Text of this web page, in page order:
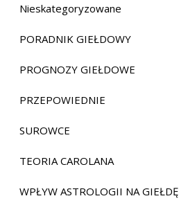
Nieskategoryzowane
PORADNIK GIEŁDOWY
PROGNOZY GIEŁDOWE
PRZEPOWIEDNIE
SUROWCE
TEORIA CAROLANA
WPŁYW ASTROLOGII NA GIEŁDĘ